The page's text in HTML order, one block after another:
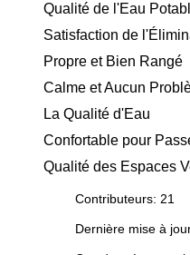
Qualité de l'Eau
Satisfaction de
Propre et Bien Rangé
Calme et Aucun
La Qualité d'Eau
Confortable pour
Qualité des Espaces
Contributeurs: 21
Dernière mise à